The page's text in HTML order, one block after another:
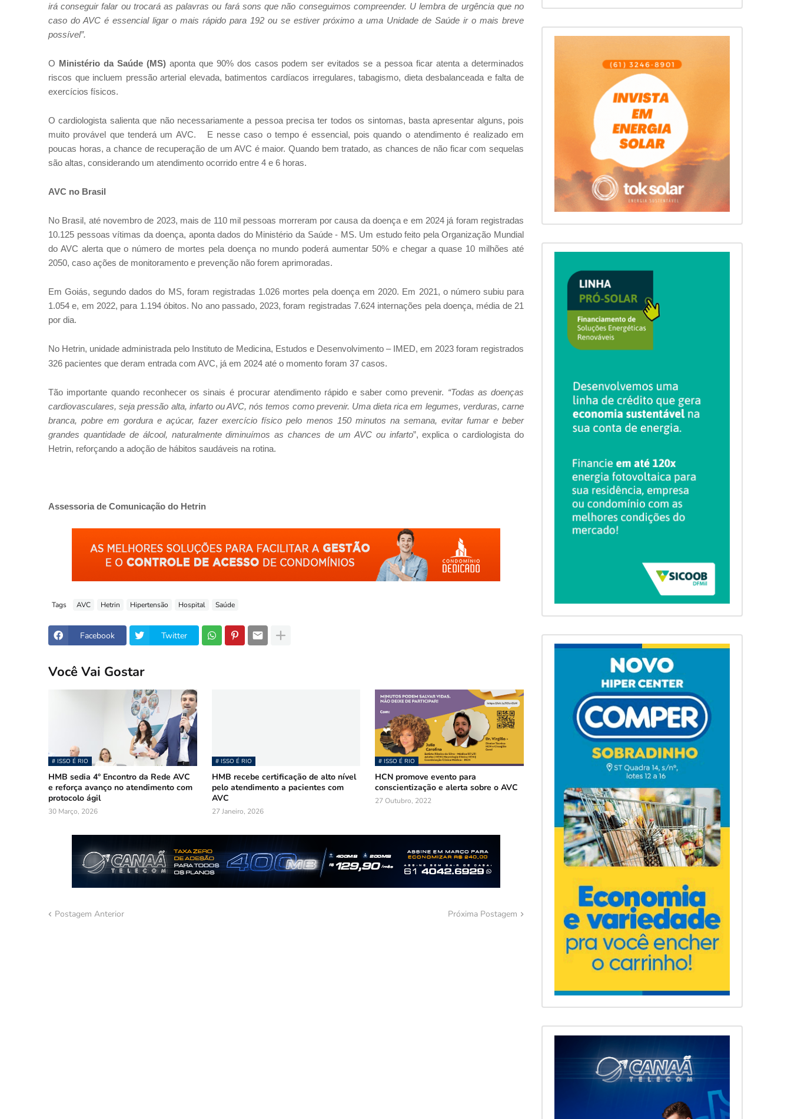
irá conseguir falar ou trocará as palavras ou fará sons que não conseguimos compreender. U lembra de urgência que no
caso do AVC é essencial ligar o mais rápido para 192 ou se estiver próximo a uma Unidade de Saúde ir o mais breve
possível”.
O Ministério da Saúde (MS)aponta que 90% dos casos podem ser evitados se a pessoa ficar atenta a determinados
riscos que incluem pressão arterial elevada, batimentos cardíacos irregulares, tabagismo, dieta desbalanceada e falta de
exercícios físicos.
O cardiologista salienta que não necessariamente a pessoa precisa ter todos os sintomas, basta apresentar alguns, pois
muito provável que tenderá um AVC. E nesse caso o tempo é essencial, pois quando o atendimento é realizado em
poucas horas, a chance de recuperação de um AVC é maior. Quando bem tratado, as chances de não ficar com sequelas
são altas, considerando um atendimento ocorrido entre 4 e 6 horas.
AVC no Brasil
No Brasil, até novembro de 2023, mais de 110 mil pessoas morreram por causa da doença e em 2024 já foram registradas
10.125 pessoas vítimas da doença, aponta dados do Ministério da Saúde - MS. Um estudo feito pela Organização Mundial
do AVC alerta que o número de mortes pela doença no mundo poderá aumentar 50% e chegar a quase 10 milhões até
2050, caso ações de monitoramento e prevenção não forem aprimoradas.
Em Goiás, segundo dados do MS, foram registradas 1.026 mortes pela doença em 2020. Em 2021, o número subiu para
1.054 e, em 2022, para 1.194 óbitos. No ano passado, 2023, foram registradas 7.624 internações pela doença, média de 21
por dia.
No Hetrin, unidade administrada pelo Instituto de Medicina, Estudos e Desenvolvimento – IMED, em 2023 foram registrados
326 pacientes que deram entrada com AVC, já em 2024 até o momento foram 37 casos.
Tão importante quando reconhecer os sinais é procurar atendimento rápido e saber como prevenir. “Todas as doenças
cardiovasculares, seja pressão alta, infarto ou AVC, nós temos como prevenir. Uma dieta rica em legumes, verduras, carne
branca, pobre em gordura e açúcar, fazer exercício físico pelo menos 150 minutos na semana, evitar fumar e beber
grandes quantidade de álcool, naturalmente diminuímos as chances de um AVC ou infarto”, explica o cardiologista do
Hetrin, reforçando a adoção de hábitos saudáveis na rotina.
Assessoria de Comunicação do Hetrin
Tags AVC Hetrin Hipertensão Hospital Saúde
Facebook Twitter
Você Vai Gostar
# ISSO É RIO
HMB sedia 4° Encontro da Rede AVC
e reforça avanço no atendimento com
protocolo ágil
30 Março, 2026
# ISSO É RIO
HMB recebe certificação de alto nível
pelo atendimento a pacientes com
AVC
27 Janeiro, 2026
# ISSO É RIO
HCN promove evento para
conscientização e alerta sobre o AVC
27 Outubro, 2022
Postagem Anterior Próxima Postagem